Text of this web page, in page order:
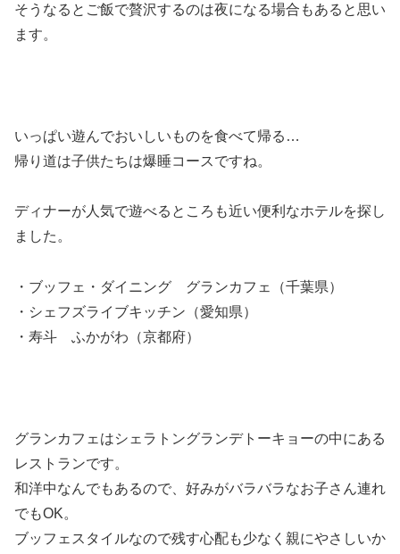
そうなるとご飯で贅沢するのは夜になる場合もあると思い
ます。
いっぱい遊んでおいしいものを食べて帰る…
帰り道は子供たちは爆睡コースですね。
ディナーが人気で遊べるところも近い便利なホテルを探し
ました。
・ブッフェ・ダイニング グランカフェ（千葉県）
・シェフズライブキッチン（愛知県）
・寿斗 ふかがわ（京都府）
グランカフェはシェラトングランデトーキョーの中にある
レストランです。
和洋中なんでもあるので、好みがバラバラなお子さん連れ
でもOK。
ブッフェスタイルなので残す心配も少なく親にやさしいか